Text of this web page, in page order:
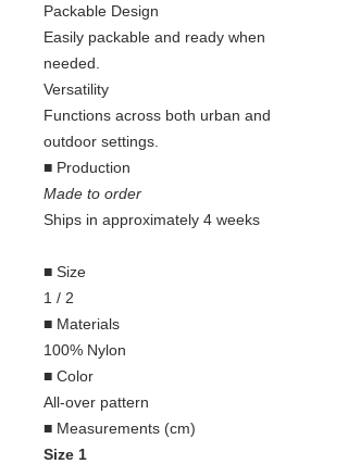
Packable Design
Easily packable and ready when
needed.
Versatility
Functions across both urban and
outdoor settings.
■ Production
Made to order
Ships in approximately 4 weeks
■ Size
1 / 2
■ Materials
100% Nylon
■ Color
All-over pattern
■ Measurements (cm)
Size 1